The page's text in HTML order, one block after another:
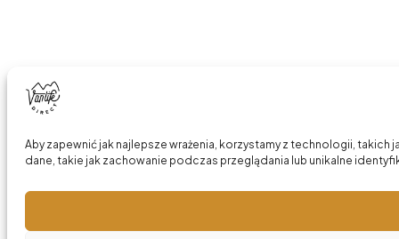
Aby zapewnić jak najlepsze wrażenia, korzystamy z technologii,
dane, takie jak zachowanie podczas przeglądania lub unikalne